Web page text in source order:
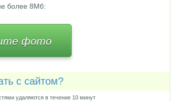
более 8Мб:
фото
с сайтом?
удаляются в течение 10 минут